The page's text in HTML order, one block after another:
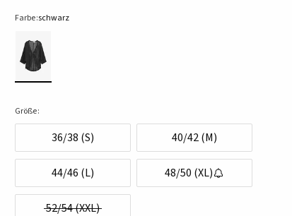
Farbe:schwarz
Größe:
36/38 (S) 40/42 (M)
44/46 (L) 48/50 (XL)
52/54 (XXL)